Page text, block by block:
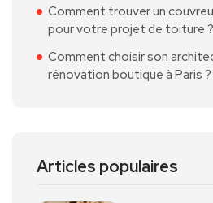
Comment trouver un
pour votre projet de toiture ?
Comment choisir son
rénovation boutique à Paris ?
Articles populaires